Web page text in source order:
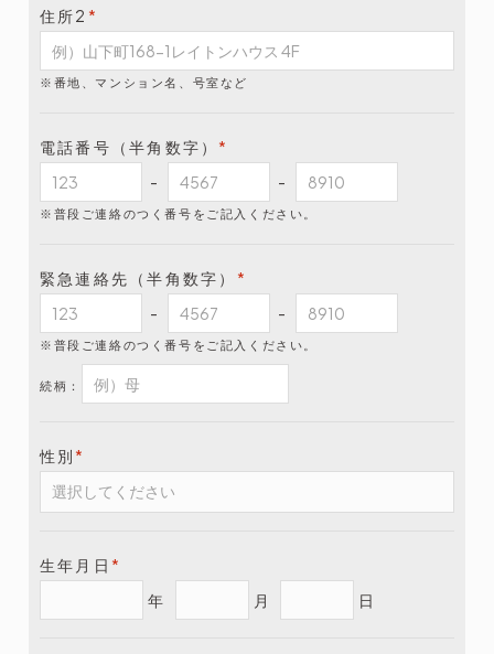
住所2 *
※番地、マンション名、号室など
電話番号（半角数字） *
-
-
※普段ご連絡のつく番号をご記入ください。
緊急連絡先（半角数字） *
-
-
※普段ご連絡のつく番号をご記入ください。
続柄：
性別 *
生年月日 *
年
月 日